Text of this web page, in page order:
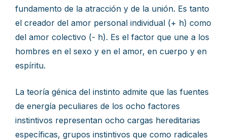
fundamento de la atracción y de la unión. Es tanto
el creador del amor personal individual (+ h) como
del amor colectivo (- h). Es el factor que une a los
hombres en el sexo y en el amor, en cuerpo y en
espíritu.
La teoría génica del instinto admite que las fuentes
de energía peculiares de los ocho factores
instintivos representan ocho cargas hereditarias
específicas, grupos instintivos que como radicales